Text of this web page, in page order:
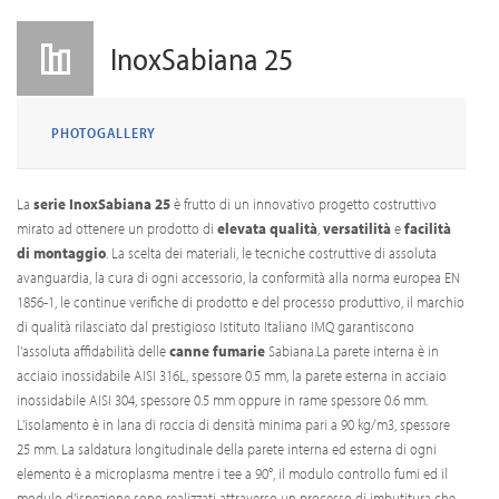
InoxSabiana 25
PHOTOGALLERY
La serie InoxSabiana 25è frutto di un innovativo progetto costruttivo
mirato ad ottenere un prodotto di elevata qualità,versatilitàefacilità
di montaggio. La scelta dei materiali, le tecniche costruttive di assoluta
avanguardia, la cura di ogni accessorio, la conformità alla norma europea EN
1856-1, le continue verifiche di prodotto e del processo produttivo, il marchio
di qualità rilasciato dal prestigioso Istituto Italiano IMQ garantiscono
l'assoluta affidabilità dellecanne fumarieSabiana.La parete interna è in
acciaio inossidabile AISI 316L, spessore 0.5 mm, la parete esterna in acciaio
inossidabile AISI 304, spessore 0.5 mm oppure in rame spessore 0.6 mm.
L'isolamento è in lana di roccia di densità minima pari a 90 kg/m3, spessore
25 mm. La saldatura longitudinale della parete interna ed esterna di ogni
elemento è a microplasma mentre i tee a 90°, il modulo controllo fumi ed il